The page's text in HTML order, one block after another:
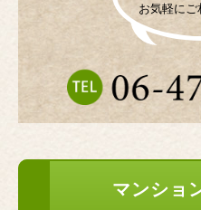
お気軽にご
マンショ